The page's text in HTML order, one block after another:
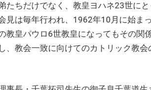
たちだけでなく、教皇ヨハネ23世に
見は毎年行われ、1962年10月に始ま
教皇パウロ6世教皇になってもその関
、教会一致に向けてのカトリック教